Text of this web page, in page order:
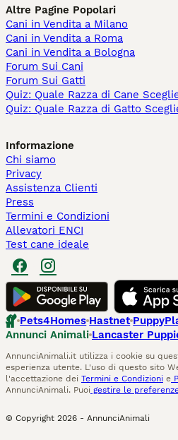
Altre Pagine Popolari
Cani in Vendita a Milano
Cani in Vendita a Roma
Cani in Vendita a Bologna
Forum Sui Cani
Forum Sui Gatti
Quiz: Quale Razza di Cane
Quiz: Quale Razza di Gatto
Informazione
Chi siamo
Privacy
Assistenza Clienti
Press
Termini e Condizioni
Allevatori ENCI
Test cane ideale
Pets4Homes Hastnet
Annunci Animali Lancaster
AnnunciAnimali.it utilizza i cookie su
esperienza utente. L'uso di questo sito
l'accettazione dei Termini e Condizioni e
AnnunciAnimali. Puoi gestire le
© Copyright 2026 - AnnunciAnimali